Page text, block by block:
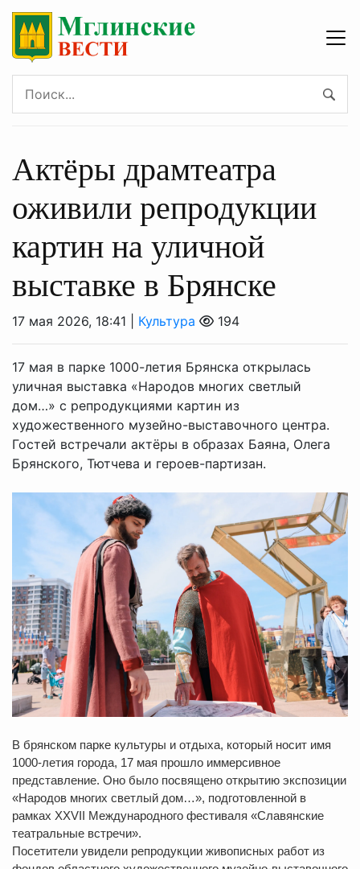
Актёры драмтеатра
оживили репродукции
картин на уличной
выставке в Брянске
17 мая 2026, 18:41 | Культура 194
17 мая в парке 1000-летия Брянска открылась
уличная выставка «Народов многих светлый
дом…» с репродукциями картин из
художественного музейно-выставочного центра.
Гостей встречали актёры в образах Баяна, Олега
Брянского, Тютчева и героев-партизан.
В брянском парке культуры и отдыха, который носит имя
1000-летия города, 17 мая прошло иммерсивное
представление. Оно было посвящено открытию экспозиции
«Народов многих светлый дом…», подготовленной в
рамках XXVII Международного фестиваля «Славянские
театральные встречи».
Посетители увидели репродукции живописных работ из